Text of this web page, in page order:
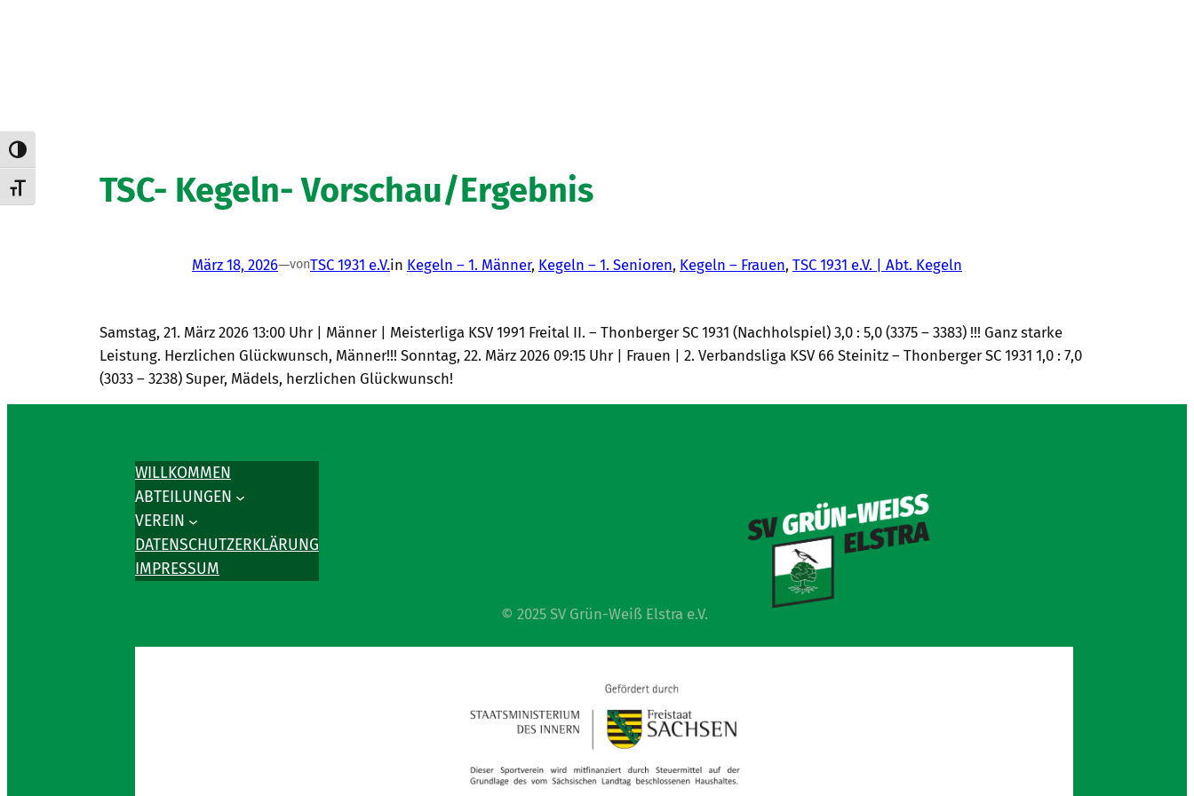
Umschalten auf hohe Kontraste
Schrift vergrößernTSC- Kegeln- Vorschau/Ergebnis
März 18, 2026—vonTSC 1931 e.V.in Kegeln – 1. Männer, Kegeln – 1. Senioren, Kegeln – Frauen, TSC 1931 e.V. | Abt. Kegeln
Samstag, 21. März 2026 13:00 Uhr | Männer | Meisterliga KSV 1991 Freital II. – Thonberger SC 1931 (Nachholspiel) 3,0 : 5,0 (3375 – 3383) !!! Ganz starke
Leistung. Herzlichen Glückwunsch, Männer!!! Sonntag, 22. März 2026 09:15 Uhr | Frauen | 2. Verbandsliga KSV 66 Steinitz – Thonberger SC 1931 1,0 : 7,0
(3033 – 3238) Super, Mädels, herzlichen Glückwunsch!
WILLKOMMEN
ABTEILUNGEN
VEREIN
DATENSCHUTZERKLÄRUNG
IMPRESSUM
© 2025 SV Grün-Weiß Elstra e.V.